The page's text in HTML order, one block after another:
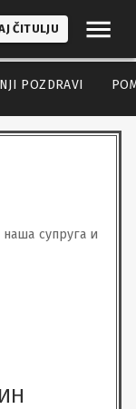
ČITULJU
POZDRAVI
наша супруга и